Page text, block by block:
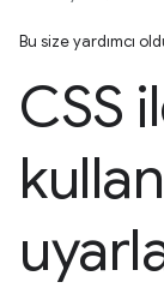
Bu size yardımcı
CSS